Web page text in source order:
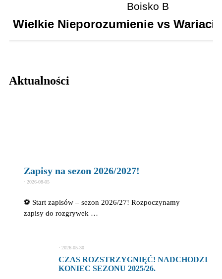
Boisko B
Wielkie Nieporozumienie vs Wariaci
Aktualności
Zapisy na sezon 2026/2027!
⋅ 2026-08-05
⚽ Start zapisów – sezon 2026/27! Rozpoczynamy
zapisy do rozgrywek …
CZAS ROZSTRZYGNIĘĆ! NADCHODZI
KONIEC SEZONU 2025/26.
⋅ 2026-05-30